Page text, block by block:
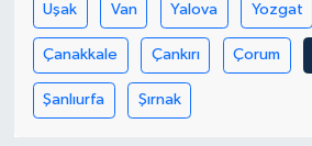
Uşak Van Yalova Yozgat
Çanakkale Çankırı Çorum
Şanlıurfa Şırnak